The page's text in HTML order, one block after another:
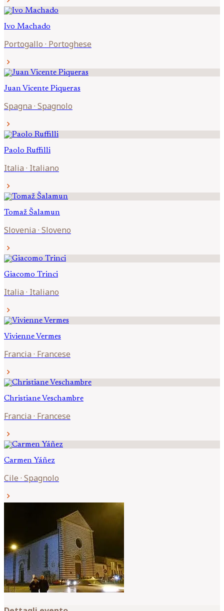
Ivo Machado
Portogallo · Portoghese
chevron_right
Juan Vicente Piqueras
Spagna · Spagnolo
chevron_right
Paolo Ruffilli
Italia · Italiano
chevron_right
Tomaž Šalamun
Slovenia · Sloveno
chevron_right
Giacomo Trinci
Italia · Italiano
chevron_right
Vivienne Vermes
Francia · Francese
chevron_right
Christiane Veschambre
Francia · Francese
chevron_right
Carmen Yáñez
Cile · Spagnolo
chevron_right